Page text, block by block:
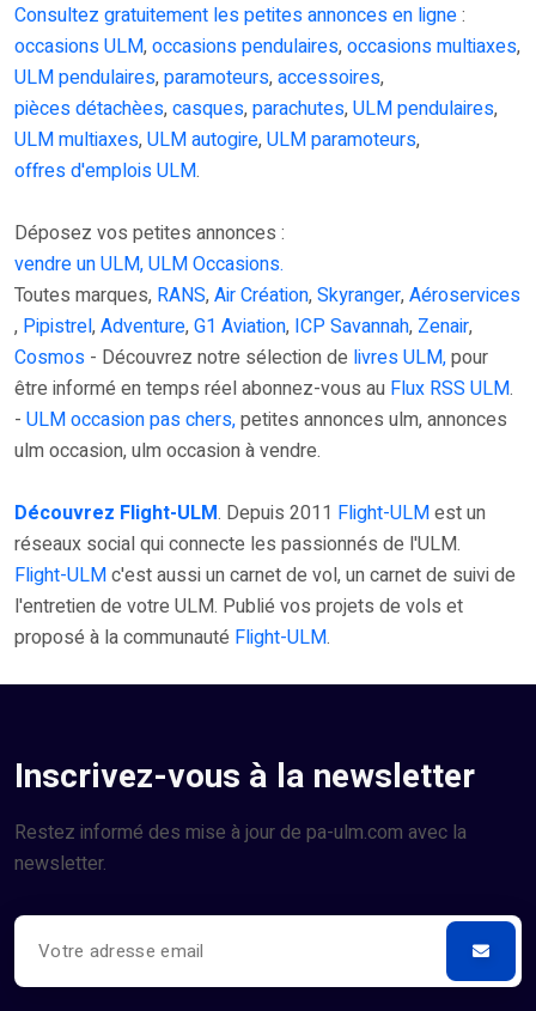
Consultez gratuitement les petites annonces en ligne:
occasions ULM,occasions pendulaires,occasions multiaxes,
ULM pendulaires,paramoteurs,accessoires,
pièces détachèes,casques,parachutes,ULM pendulaires,
ULM multiaxes,ULM autogire,ULM paramoteurs,
offres d'emplois ULM.
Déposez vos petites annonces :
vendre un ULM, ULM Occasions.
Toutes marques, RANS,Air Création,Skyranger,Aéroservices
, Pipistrel,Adventure,G1 Aviation, ICP Savannah, Zenair,
Cosmos - Découvrez notre sélection de livres ULM,pour
être informé en temps réel abonnez-vous au Flux RSS ULM.
- ULM occasion pas chers,petites annonces ulm, annonces
ulm occasion, ulm occasion à vendre.
Découvrez Flight-ULM. Depuis 2011 Flight-ULMest un
réseaux social qui connecte les passionnés de l'ULM.
Flight-ULMc'est aussi un carnet de vol, un carnet de suivi de
l'entretien de votre ULM. Publié vos projets de vols et
proposé à la communauté Flight-ULM.
Inscrivez-vous à la newsletter
Restez informé des mise à jour de pa-ulm.com avec la
newsletter.